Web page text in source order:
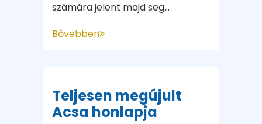
számára jelent majd seg...
Bővebben
Teljesen megújult
Acsa honlapja